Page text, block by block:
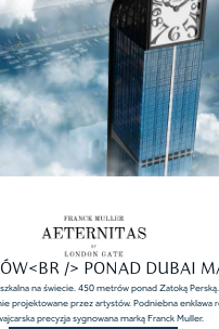
/> PONAD DUBAI
na świecie. 450 metrów ponad Zatoką
projektowane przez artystów. Podniebna enklawa
precyzja sygnowana marką Franck Muller.